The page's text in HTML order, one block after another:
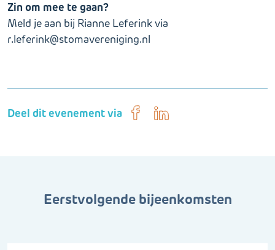
Zin om mee te gaan?
Meld je aan bij Rianne Leferink via
r.leferink@stomavereniging.nl
Deel dit evenement via
Eerstvolgende bijeenkomsten